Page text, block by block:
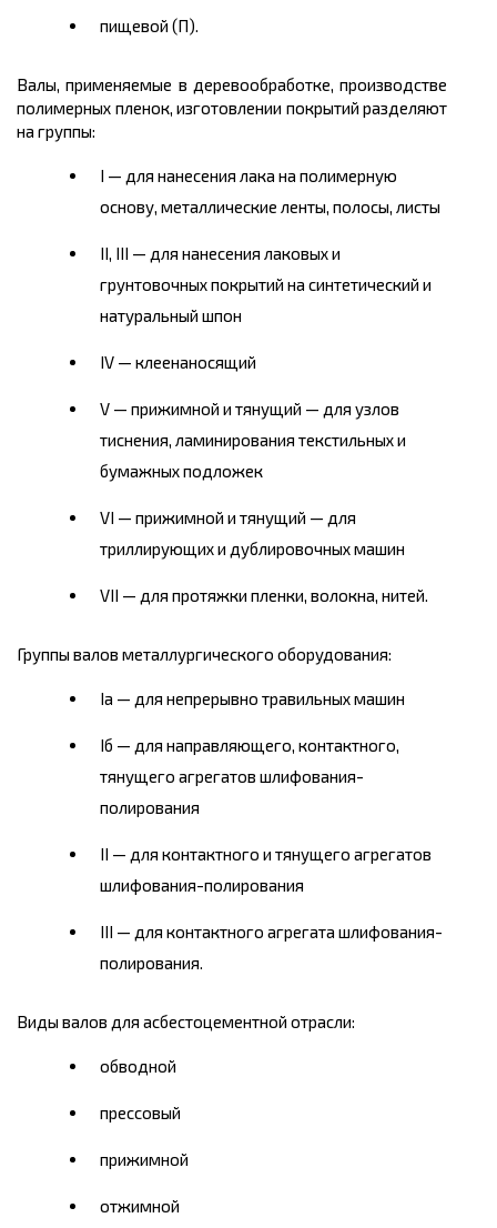
пищевой (П).
Валы, применяемые в деревообработке, производстве
полимерных пленок, изготовлении покрытий разделяют
на группы:
I — для нанесения лака на полимерную
основу, металлические ленты, полосы, листы
II, III — для нанесения лаковых и
грунтовочных покрытий на синтетический и
натуральный шпон
IV — клеенаносящий
V — прижимной и тянущий — для узлов
тиснения, ламинирования текстильных и
бумажных подложек
VI — прижимной и тянущий — для
триллирующих и дублировочных машин
VII — для протяжки пленки, волокна, нитей.
Группы валов металлургического оборудования:
Iа — для непрерывно травильных машин
Iб — для направляющего, контактного,
тянущего агрегатов шлифования-
полирования
II — для контактного и тянущего агрегатов
шлифования-полирования
III — для контактного агрегата шлифования-
полирования.
Виды валов для асбестоцементной отрасли:
обводной
прессовый
прижимной
отжимной